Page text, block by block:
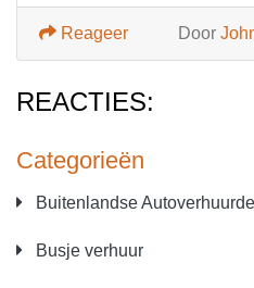
Categorieën
Buitenlandse
Busje verhuur
Door
Reageer
REACTIES: